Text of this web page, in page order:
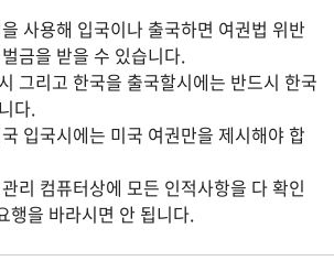
사용해 입국이나 출국하면 여권법 위반
금을 받을 수 있습니다.
그리고 한국을 출국할시에는 반드시 한국
다.
입국시에는 미국 여권만을 제시해야 합
리 컴퓨터상에 모든 인적사항을 다 확인
행을 바라시면 안 됩니다.